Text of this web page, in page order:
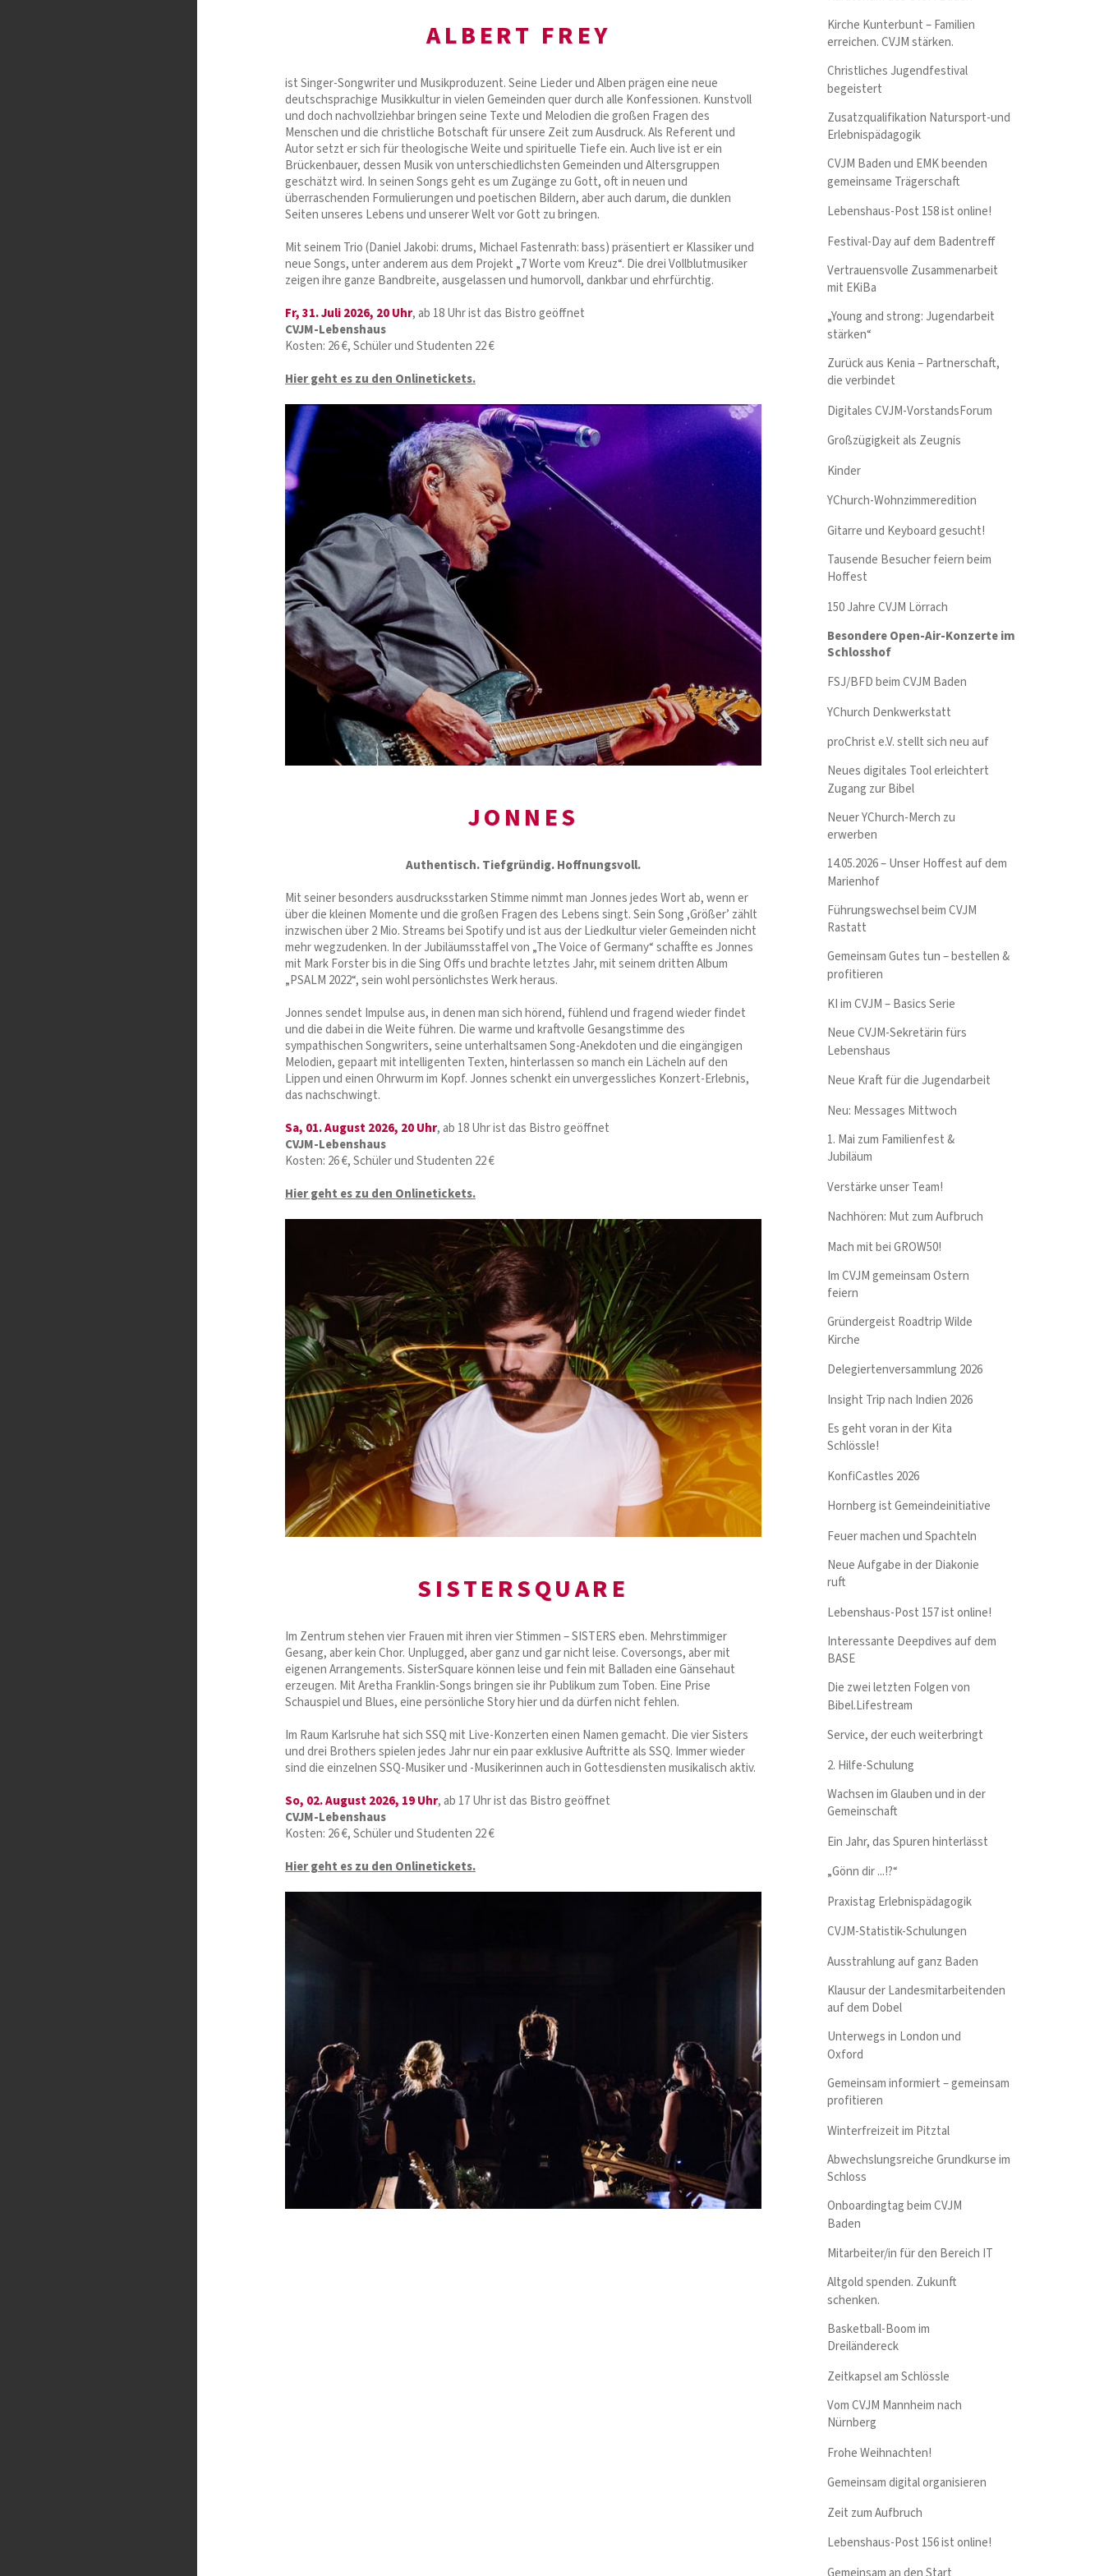
ALBERT FREY
ist Singer-Songwriter und Musikproduzent. Seine Lieder und Alben prägen eine neue
deutschsprachige Musikkultur in vielen Gemeinden quer durch alle Konfessionen. Kunstvoll
und doch nachvollziehbar bringen seine Texte und Melodien die großen Fragen des
Menschen und die christliche Botschaft für unsere Zeit zum Ausdruck. Als Referent und
Autor setzt er sich für theologische Weite und spirituelle Tiefe ein. Auch live ist er ein
Brückenbauer, dessen Musik von unterschiedlichsten Gemeinden und Altersgruppen
geschätzt wird. In seinen Songs geht es um Zugänge zu Gott, oft in neuen und
überraschenden Formulierungen und poetischen Bildern, aber auch darum, die dunklen
Seiten unseres Lebens und unserer Welt vor Gott zu bringen.
Mit seinem Trio (Daniel Jakobi: drums, Michael Fastenrath: bass) präsentiert er Klassiker und
neue Songs, unter anderem aus dem Projekt „7 Worte vom Kreuz“. Die drei Vollblutmusiker
zeigen ihre ganze Bandbreite, ausgelassen und humorvoll, dankbar und ehrfürchtig.
Fr, 31. Juli 2026, 20 Uhr, ab 18 Uhr ist das Bistro geöffnet
CVJM-Lebenshaus
Kosten: 26 €, Schüler und Studenten 22 €
Hier geht es zu den Onlinetickets.
JONNES
Authentisch. Tiefgründig. Hoffnungsvoll.
Mit seiner besonders ausdrucksstarken Stimme nimmt man Jonnes jedes Wort ab, wenn er
über die kleinen Momente und die großen Fragen des Lebens singt. Sein Song ‚Größer’ zählt
inzwischen über 2 Mio. Streams bei Spotify und ist aus der Liedkultur vieler Gemeinden nicht
mehr wegzudenken. In der Jubiläumsstaffel von „The Voice of Germany“ schaffte es Jonnes
mit Mark Forster bis in die Sing Offs und brachte letztes Jahr, mit seinem dritten Album
„PSALM 2022“, sein wohl persönlichstes Werk heraus.
Jonnes sendet Impulse aus, in denen man sich hörend, fühlend und fragend wieder findet
und die dabei in die Weite führen. Die warme und kraftvolle Gesangstimme des
sympathischen Songwriters, seine unterhaltsamen Song-Anekdoten und die eingängigen
Melodien, gepaart mit intelligenten Texten, hinterlassen so manch ein Lächeln auf den
Lippen und einen Ohrwurm im Kopf. Jonnes schenkt ein unvergessliches Konzert-Erlebnis,
das nachschwingt.
Sa, 01. August 2026, 20 Uhr, ab 18 Uhr ist das Bistro geöffnet
CVJM-Lebenshaus
Kosten: 26 €, Schüler und Studenten 22 €
Hier geht es zu den Onlinetickets.
SISTERSQUARE
Im Zentrum stehen vier Frauen mit ihren vier Stimmen – SISTERS eben. Mehrstimmiger
Gesang, aber kein Chor. Unplugged, aber ganz und gar nicht leise. Coversongs, aber mit
eigenen Arrangements. SisterSquare können leise und fein mit Balladen eine Gänsehaut
erzeugen. Mit Aretha Franklin-Songs bringen sie ihr Publikum zum Toben. Eine Prise
Schauspiel und Blues, eine persönliche Story hier und da dürfen nicht fehlen.
Im Raum Karlsruhe hat sich SSQ mit Live-Konzerten einen Namen gemacht. Die vier Sisters
und drei Brothers spielen jedes Jahr nur ein paar exklusive Auftritte als SSQ. Immer wieder
sind die einzelnen SSQ-Musiker und -Musikerinnen auch in Gottesdiensten musikalisch aktiv.
So, 02. August 2026, 19 Uhr, ab 17 Uhr ist das Bistro geöffnet
CVJM-Lebenshaus
Kosten: 26 €, Schüler und Studenten 22 €
Hier geht es zu den Onlinetickets.
Kirche Kunterbunt – Familien
erreichen. CVJM stärken.
Christliches Jugendfestival
begeistert
Zusatzqualifikation Natursport-und
Erlebnispädagogik
CVJM Baden und EMK beenden
gemeinsame Trägerschaft
Lebenshaus-Post 158 ist online!
Festival-Day auf dem Badentreff
Vertrauensvolle Zusammenarbeit
mit EKiBa
„Young and strong: Jugendarbeit
stärken“
Zurück aus Kenia – Partnerschaft,
die verbindet
Digitales CVJM-VorstandsForum
Großzügigkeit als Zeugnis
Kinder
YChurch-Wohnzimmeredition
Gitarre und Keyboard gesucht!
Tausende Besucher feiern beim
Hoffest
150 Jahre CVJM Lörrach
Besondere Open-Air-Konzerte im
Schlosshof
FSJ/BFD beim CVJM Baden
YChurch Denkwerkstatt
proChrist e.V. stellt sich neu auf
Neues digitales Tool erleichtert
Zugang zur Bibel
Neuer YChurch-Merch zu
erwerben
14.05.2026 – Unser Hoffest auf dem
Marienhof
Führungswechsel beim CVJM
Rastatt
Gemeinsam Gutes tun – bestellen &
profitieren
KI im CVJM – Basics Serie
Neue CVJM-Sekretärin fürs
Lebenshaus
Neue Kraft für die Jugendarbeit
Neu: Messages Mittwoch
1. Mai zum Familienfest &
Jubiläum
Verstärke unser Team!
Nachhören: Mut zum Aufbruch
Mach mit bei GROW50!
Im CVJM gemeinsam Ostern
feiern
Gründergeist Roadtrip Wilde
Kirche
Delegiertenversammlung 2026
Insight Trip nach Indien 2026
Es geht voran in der Kita
Schlössle!
KonfiCastles 2026
Hornberg ist Gemeindeinitiative
Feuer machen und Spachteln
Neue Aufgabe in der Diakonie
ruft
Lebenshaus-Post 157 ist online!
Interessante Deepdives auf dem
BASE
Die zwei letzten Folgen von
Bibel.Lifestream
Service, der euch weiterbringt
2. Hilfe-Schulung
Wachsen im Glauben und in der
Gemeinschaft
Ein Jahr, das Spuren hinterlässt
„Gönn dir ...!?“
Praxistag Erlebnispädagogik
CVJM-Statistik-Schulungen
Ausstrahlung auf ganz Baden
Klausur der Landesmitarbeitenden
auf dem Dobel
Unterwegs in London und
Oxford
Gemeinsam informiert – gemeinsam
profitieren
Winterfreizeit im Pitztal
Abwechslungsreiche Grundkurse im
Schloss
Onboardingtag beim CVJM
Baden
Mitarbeiter/in für den Bereich IT
Altgold spenden. Zukunft
schenken.
Basketball-Boom im
Dreiländereck
Zeitkapsel am Schlössle
Vom CVJM Mannheim nach
Nürnberg
Frohe Weihnachten!
Gemeinsam digital organisieren
Zeit zum Aufbruch
Lebenshaus-Post 156 ist online!